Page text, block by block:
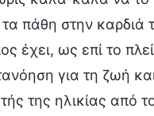
πάθη στην καρδιά
έχει, ως επί το
για τη ζωή και
της ηλικίας από το